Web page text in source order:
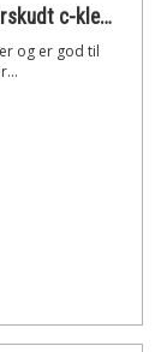
Diesella Diesella wldpro svejsetang d8 forskudt c-klemme med runde tryksko (280mm/11)"
og er god til